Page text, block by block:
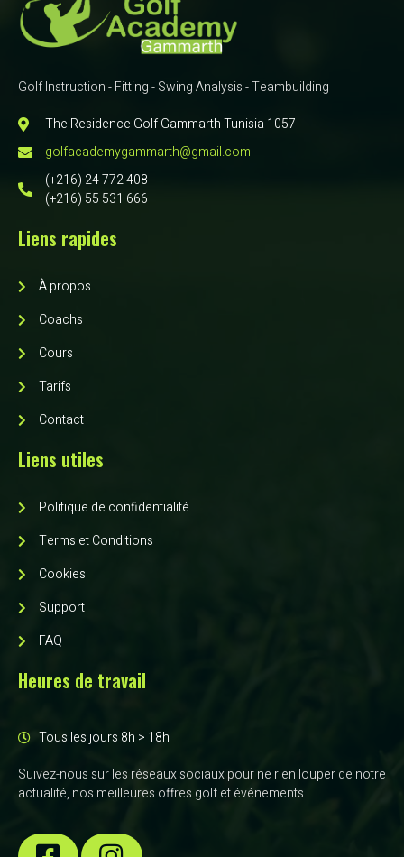
Golf Instruction - Fitting - Swing Analysis - Teambuilding
The Residence Golf Gammarth Tunisia 1057
golfacademygammarth@gmail.com
(+216) 24 772 408
(+216) 55 531 666
Liens rapides
À propos
Coachs
Cours
Tarifs
Contact
Liens utiles
Politique de confidentialité
Terms et Conditions
Cookies
Support
FAQ
Heures de travail
Tous les jours 8h > 18h
Suivez-nous sur les réseaux sociaux pour ne rien louper de notre
actualité, nos meilleures offres golf et événements.